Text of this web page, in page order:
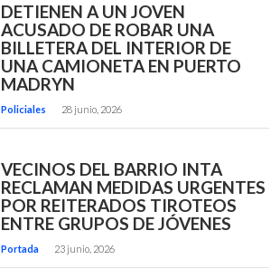
DETIENEN A UN JOVEN
ACUSADO DE ROBAR UNA
BILLETERA DEL INTERIOR DE
UNA CAMIONETA EN PUERTO
MADRYN
Policiales 28 junio, 2026
VECINOS DEL BARRIO INTA
RECLAMAN MEDIDAS URGENTES
POR REITERADOS TIROTEOS
ENTRE GRUPOS DE JÓVENES
Portada 23 junio, 2026